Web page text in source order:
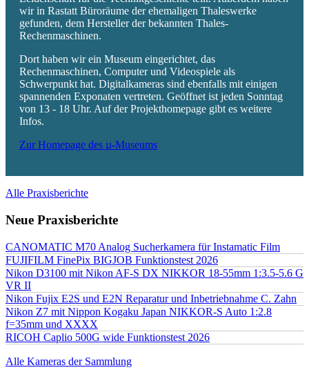
wir in Rastatt Büroräume der ehemaligen Thaleswerke
gefunden, dem Hersteller der bekannten Thales-
Rechenmaschinen.
Dort haben wir ein Museum eingerichtet, das
Rechenmaschinen, Computer und Videospiele als
Schwerpunkt hat. Digitalkameras sind ebenfalls mit einigen
spannenden Exponaten vertreten. Geöffnet ist jeden Sonntag
von 13 - 18 Uhr. Auf der Projekthomepage gibt es weitere
Infos.
Zur Homepage des µ-Museums
Alle Praxisberichte
Neue Praxisberichte
CANOMATIC M70 Analog Sucherkamera für Instamatic Film
FUJIFILM FinePix BIGJOB Funktionstest 2026
Nikon D3100 mit Nikon AF-S DX NIKKOR 18-55mm 1:3.5-5.6 G
VR II
Nikon Fujix E2S und E2N Reparatur und Inbetriebnahme C. Zahn
Nikon Z7 mit Nippon Kogaku Japan NIKKOR-S Auto 1:2.8
f=35mm und XXXX
RICOH Caplio 500G wide Funktionstest 2026
Alle Kameras der Sammlung